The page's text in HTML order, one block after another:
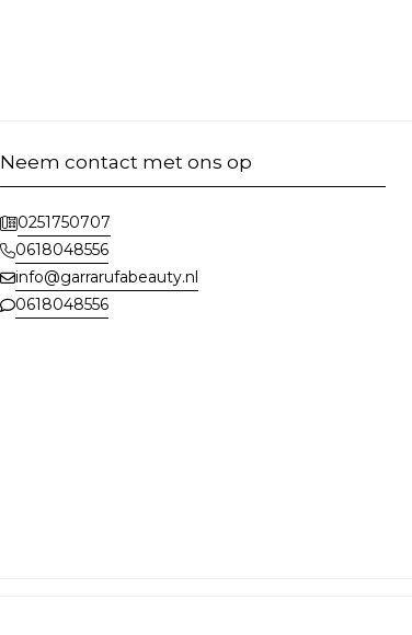
Neem contact met ons op
0251750707
0618048556
info@garrarufabeauty.nl
0618048556